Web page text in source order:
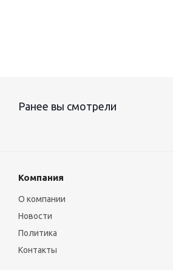
Ранее вы смотрели
Компания
О компании
Новости
Политика
Контакты